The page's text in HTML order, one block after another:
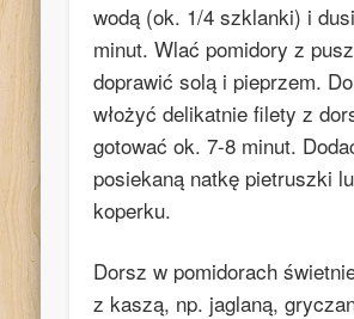
wodą (ok. 1/4 szklanki) i
minut. Wlać pomidory z
doprawić solą i pieprzem.
włożyć delikatnie filety z
gotować ok. 7-8 minut.
posiekaną natkę pietruszki
koperku.
Dorsz w pomidorach
z kaszą, np. jaglaną,